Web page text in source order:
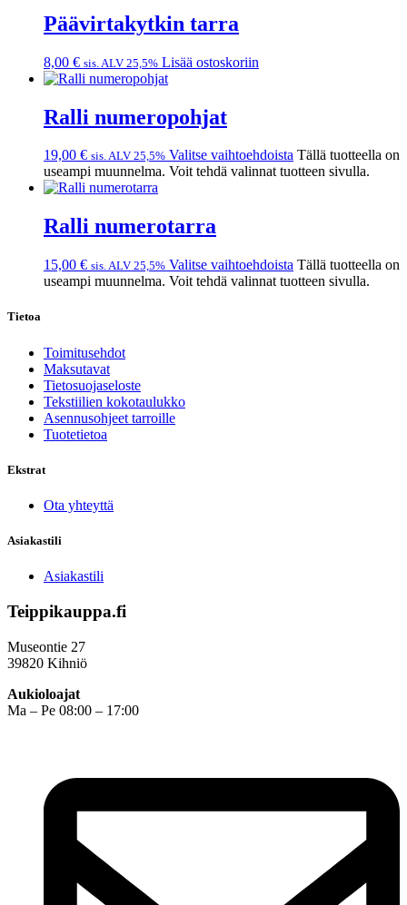
Päävirtakytkin tarra
8,00 € sis. ALV 25,5% Lisää ostoskoriin
Ralli numeropohjat
19,00 € sis. ALV 25,5% Valitse vaihtoehdoista Tällä tuotteella on
useampi muunnelma. Voit tehdä valinnat tuotteen sivulla.
Ralli numerotarra
15,00 € sis. ALV 25,5% Valitse vaihtoehdoista Tällä tuotteella on
useampi muunnelma. Voit tehdä valinnat tuotteen sivulla.
Tietoa
Toimitusehdot
Maksutavat
Tietosuojaseloste
Tekstiilien kokotaulukko
Asennusohjeet tarroille
Tuotetietoa
Ekstrat
Ota yhteyttä
Asiakastili
Asiakastili
Teippikauppa.fi
Museontie 27
39820 Kihniö
Aukioloajat
Ma – Pe 08:00 – 17:00